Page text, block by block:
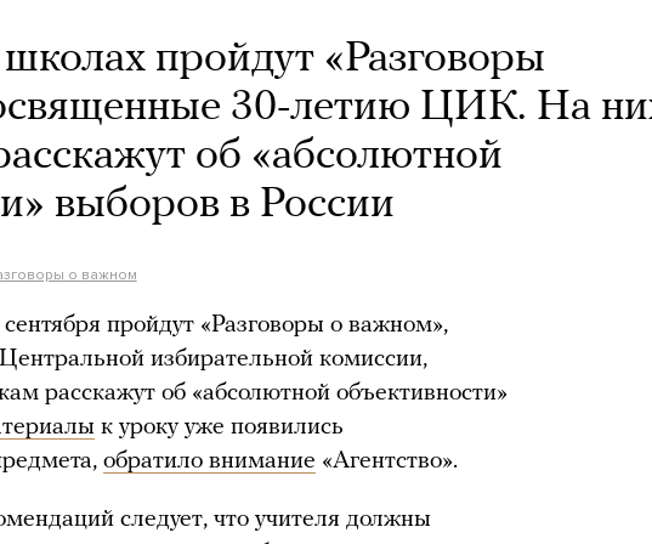
пройдут «Разговоры
30-летию ЦИК. На
об «абсолютной
выборов в России
о важном
пройдут «Разговоры о важном»,
избирательной комиссии,
расскажут об «абсолютной объективности»
к уроку уже появились
обратило внимание «Агентство».
следует, что учителя должны